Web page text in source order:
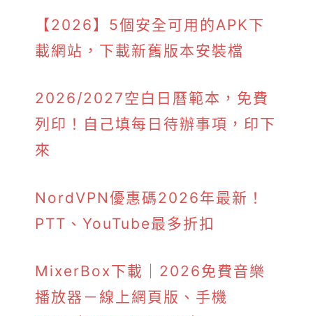
【2026】5個安全可用的APK下
載網站，下載新舊版本安裝檔
2026/2027空白日曆範本，免費
列印！自己填每日待辦事項，印下
來
NordVPN優惠碼2026年最新！
PTT、YouTube最多折扣
MixerBox下載｜2026免費音樂
播放器－線上網頁版、手機